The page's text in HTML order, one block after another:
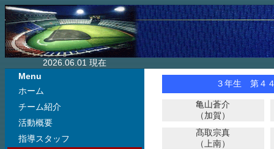
2026.06.01 現在
Menu
ホーム
チーム紹介
活動概要
指導スタッフ
３年生 第４
亀山蒼介
（加賀）
髙取宗真
（上南）